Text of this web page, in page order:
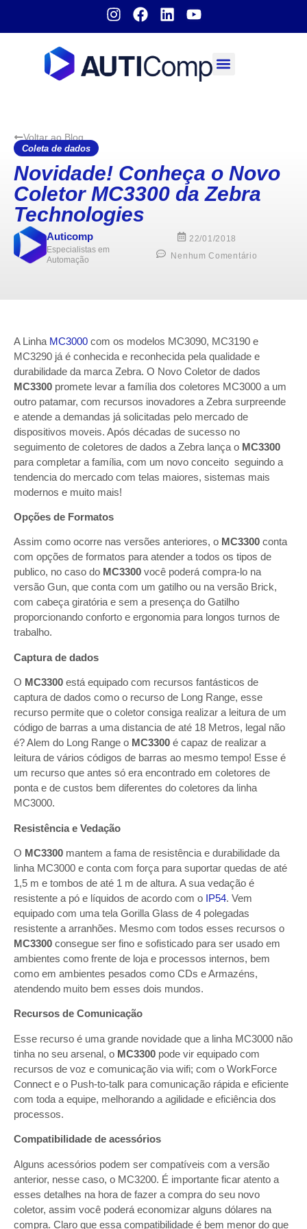
Voltar ao Blog
Coleta de dados
Novidade! Conheça o Novo
Coletor MC3300 da Zebra
Technologies
Auticomp
Especialistas em
Automação
22/01/2018
Nenhum Comentário
A Linha MC3000 com os modelos MC3090, MC3190 e
MC3290 já é conhecida e reconhecida pela qualidade e
durabilidade da marca Zebra. O Novo Coletor de dados
MC3300 promete levar a família dos coletores MC3000 a um
outro patamar, com recursos inovadores a Zebra surpreende
e atende a demandas já solicitadas pelo mercado de
dispositivos moveis. Após décadas de sucesso no
seguimento de coletores de dados a Zebra lança o MC3300
para completar a família, com um novo conceito seguindo a
tendencia do mercado com telas maiores, sistemas mais
modernos e muito mais!
Opções de Formatos
Assim como ocorre nas versões anteriores, o MC3300 conta
com opções de formatos para atender a todos os tipos de
publico, no caso do MC3300 você poderá compra-lo na
versão Gun, que conta com um gatilho ou na versão Brick,
com cabeça giratória e sem a presença do Gatilho
proporcionando conforto e ergonomia para longos turnos de
trabalho.
Captura de dados
O MC3300 está equipado com recursos fantásticos de
captura de dados como o recurso de Long Range, esse
recurso permite que o coletor consiga realizar a leitura de um
código de barras a uma distancia de até 18 Metros, legal não
é? Alem do Long Range o MC3300 é capaz de realizar a
leitura de vários códigos de barras ao mesmo tempo! Esse é
um recurso que antes só era encontrado em coletores de
ponta e de custos bem diferentes do coletores da linha
MC3000.
Resistência e Vedação
O MC3300 mantem a fama de resistência e durabilidade da
linha MC3000 e conta com força para suportar quedas de até
1,5 m e tombos de até 1 m de altura. A sua vedação é
resistente a pó e líquidos de acordo com o IP54. Vem
equipado com uma tela Gorilla Glass de 4 polegadas
resistente a arranhões. Mesmo com todos esses recursos o
MC3300 consegue ser fino e sofisticado para ser usado em
ambientes como frente de loja e processos internos, bem
como em ambientes pesados como CDs e Armazéns,
atendendo muito bem esses dois mundos.
Recursos de Comunicação
Esse recurso é uma grande novidade que a linha MC3000 não
tinha no seu arsenal, o MC3300 pode vir equipado com
recursos de voz e comunicação via wifi; com o WorkForce
Connect e o Push-to-talk para comunicação rápida e eficiente
com toda a equipe, melhorando a agilidade e eficiência dos
processos.
Compatibilidade de acessórios
Alguns acessórios podem ser compatíveis com a versão
anterior, nesse caso, o MC3200. É importante ficar atento a
esses detalhes na hora de fazer a compra do seu novo
coletor, assim você poderá economizar alguns dólares na
compra. Claro que essa compatibilidade é bem menor do que